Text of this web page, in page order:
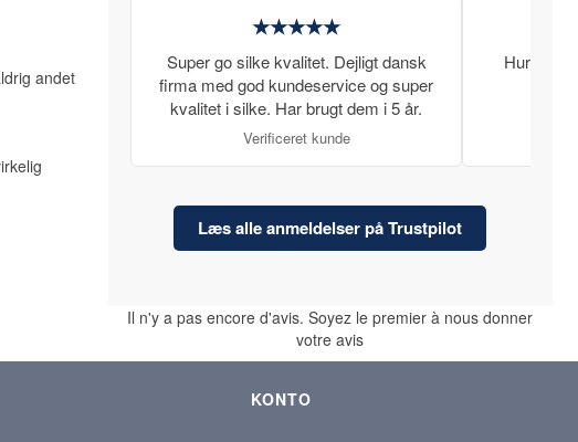
andet
★★★★★
Super go silke kvalitet. Dejligt dansk
firma med god kundeservice og super
kvalitet i silke. Har brugt dem i 5 år.
Verificeret kunde
Hurtig
Læs alle anmeldelser på Trustpilot
Il n'y a pas encore d'avis. Soyez le premier à nous donner
votre avis
KONTO